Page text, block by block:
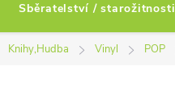
Sběratelství / starožitnosti
Knihy,Hudba Vinyl POP